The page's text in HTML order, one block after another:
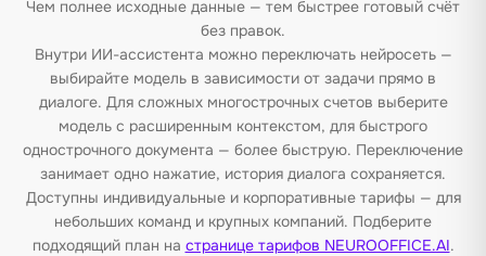
Чем полнее исходные данные — тем быстрее готовый счёт
без правок.
Внутри ИИ-ассистента можно переключать нейросеть —
выбирайте модель в зависимости от задачи прямо в
диалоге. Для сложных многострочных счетов выберите
модель с расширенным контекстом, для быстрого
однострочного документа — более быструю. Переключение
занимает одно нажатие, история диалога сохраняется.
Доступны индивидуальные и корпоративные тарифы — для
небольших команд и крупных компаний. Подберите
подходящий план на странице тарифов NEUROOFFICE.AI.